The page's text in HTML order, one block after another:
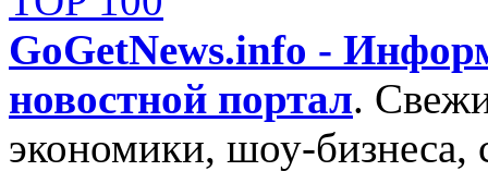
GoGetNews.info -
новостной портал.
экономики, шоу-бизнеса,